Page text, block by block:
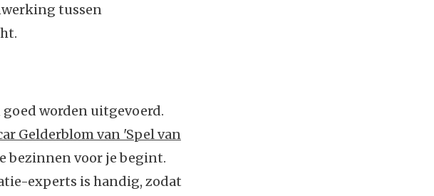
tussen
worden uitgevoerd.
Gelderblom van 'Spel van
bezinnen voor je begint.
experts is handig, zodat